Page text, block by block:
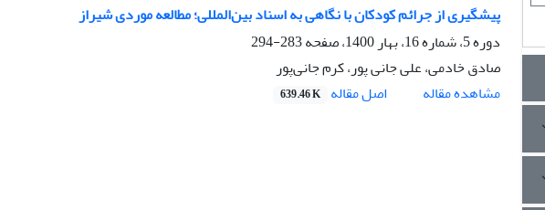
پیشگیری از جرائم کودکان با نگاهی به اسناد بین‌المللی؛ مطالعه موردی شیراز
دوره 5، شماره 16، بهار 1400، صفحه
283-294
صادق خادمی، علی جانی پور، کرم جانی‌پور
مشاهده مقاله
اصل مقاله 639.46 K